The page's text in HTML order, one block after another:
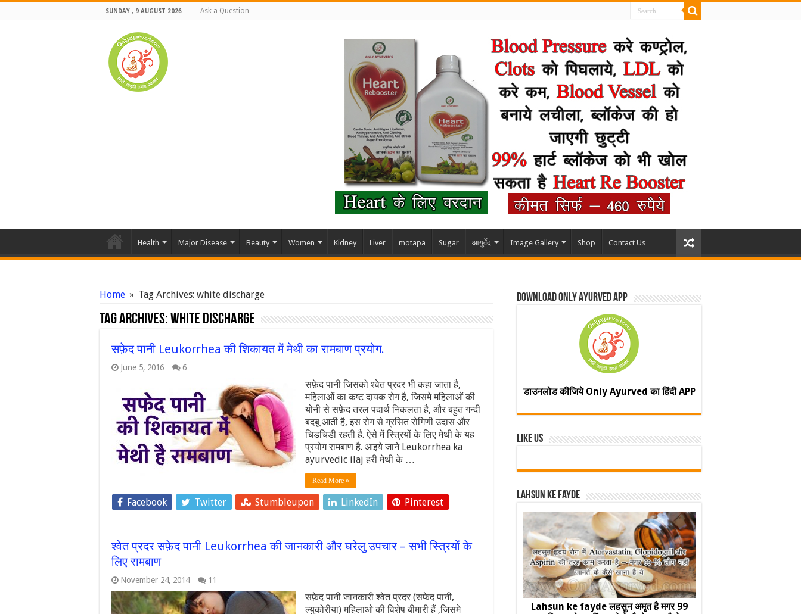
SUNDAY , 9 AUGUST 2026 Ask a Question
Health Major Disease Beauty Women Kidney Liver motapa Sugar आयुर्वेद Image Gallery Shop Contact Us
Home » Tag Archives: white discharge
Tag Archives:white discharge
सफ़ेद पानी Leukorrhea की शिकायत में मेथी का रामबाण प्रयोग.
June 5, 2016 6
सफ़ेद पानी जिसको श्वेत प्रदर भी कहा जाता है,
महिलाओं का कष्ट दायक रोग है, जिसमे महिलाओं की
योनी से सफ़ेद तरल पदार्थ निकलता है, और बहुत गन्दी
बदबू आती है, इस रोग से ग्रसित रोगिणी उदास और
चिडचिडी रहती है. ऐसे में स्त्रियों के लिए मेथी के यह
प्रयोग रामबाण है. आइये जाने Leukorrhea ka
ayurvedic ilaj हरी मेथी के …
Read More »
Facebook Twitter Stumbleupon LinkedIn Pinterest
श्वेत प्रदर सफ़ेद पानी Leukorrhea की जानकारी और घरेलु उपचार – सभी स्त्रियों के
लिए रामबाण
November 24, 2014 11
सफ़ेद पानी जानकारी श्वेत प्रदर (सफेद पानी,
ल्युकोरीया) महिलाओ की विशेष बीमारी हैं ,जिसमे
Download Only Ayurved App
डाउनलोड कीजिये Only Ayurved का हिंदी APP
Like Us
Lahsun ke fayde
Lahsun ke fayde लहसुन अमृत है मगर 99